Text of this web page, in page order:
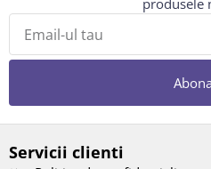
produsele
Servicii clienti